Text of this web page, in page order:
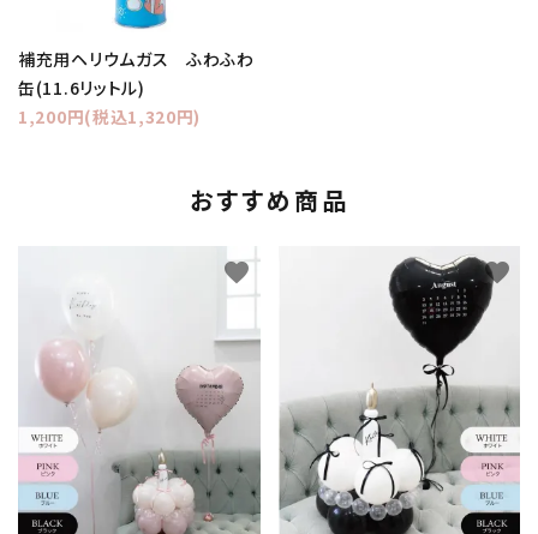
補充用ヘリウムガス ふわふわ
缶(11.6リットル)
1,200円(税込1,320円)
おすすめ商品
favorite favorite